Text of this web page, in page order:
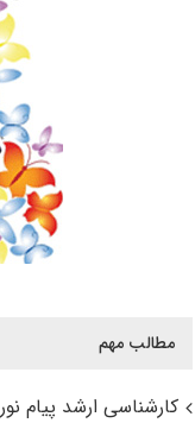
مطالب مهم
کارشناسی ارشد پیام نور